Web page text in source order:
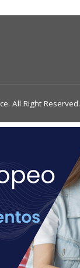
All Right Reserved.